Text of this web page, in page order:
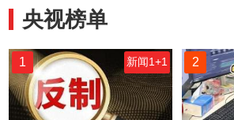
央视榜单
1 新闻1+1 2